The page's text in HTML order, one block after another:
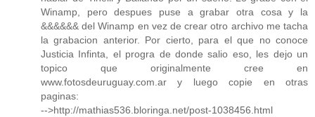
Winamp, pero despues puse a grabar otra cosa y la
&&&&&& del Winamp en vez de crear otro archivo me tacha
la grabacion anterior. Por cierto, para el que no conoce
Justicia Infinta, el progra de donde salio eso, les dejo un
topico que originalmente cree en
www.fotosdeuruguay.com.ar y luego copie en otras
paginas:
-->http://mathias536.bloringa.net/post-1038456.html